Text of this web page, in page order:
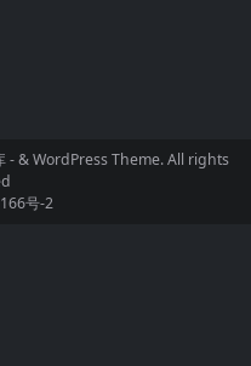
- & WordPress Theme. All rights
号-2